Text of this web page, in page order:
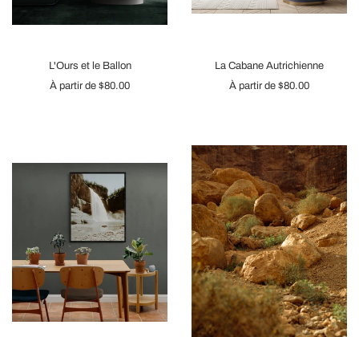
L'Ours et le Ballon
À partir de $80.00
La Cabane Autrichienne
À partir de $80.00